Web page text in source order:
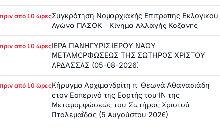
πριν από 10 ώρεςΣυγκρότηση Νομαρχιακής Επιτροπής Εκλογικού
Αγώνα ΠΑΣΟΚ – Κίνημα Αλλαγής Κοζάνης
πριν από 10 ώρεςΙΕΡΑ ΠΑΝΗΓΥΡΙΣ ΙΕΡΟΥ ΝΑΟΥ
ΜΕΤΑΜΟΡΦΩΣΕΩΣ ΤΗΣ ΣΩΤΗΡΟΣ ΧΡΙΣΤΟΥ
ΑΡΔΑΣΣΑΣ (05-08-2026)
πριν από 10 ώρεςΚήρυγμα Αρχιμανδρίτη π. Θεωνά Αθανασιάδη
στον Εσπερινό της Εορτής του ΙΝ της
Μεταμορφώσεως του Σωτήρος Χριστού
Πτολεμαΐδας (5 Αυγούστου 2026)